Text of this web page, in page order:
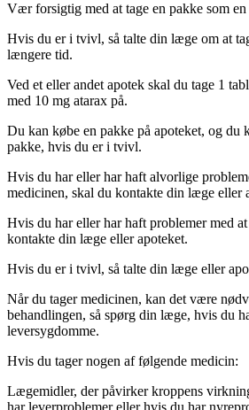
Vær forsigtig med at tage en pakke som
Hvis du er i tvivl, så talte din læge om at
længere tid.
Ved et eller andet apotek skal du tage 1
med 10 mg atarax på.
Du kan købe en pakke på apoteket, og du
pakke, hvis du er i tvivl.
Hvis du har eller har haft alvorlige
medicinen, skal du kontakte din læge eller
Hvis du har eller har haft problemer med
kontakte din læge eller apoteket.
Hvis du er i tvivl, så talte din læge eller
Når du tager medicinen, kan det være
behandlingen, så spørg din læge, hvis du
leversygdomme.
Hvis du tager nogen af følgende medicin:
Lægemidler, der påvirker kroppens